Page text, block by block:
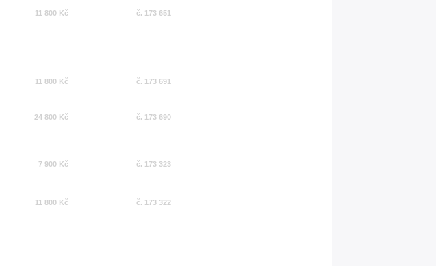
11 800 Kč č. 173 651
11 800 Kč č. 173 691
24 800 Kč č. 173 690
7 900 Kč č. 173 323
11 800 Kč č. 173 322